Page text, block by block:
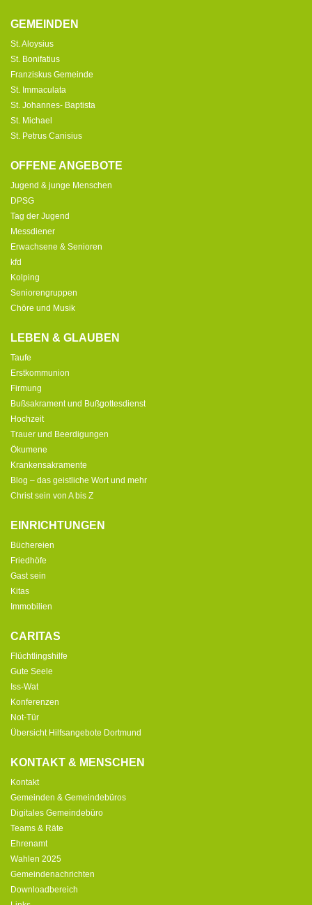
GEMEINDEN
St. Aloysius
St. Bonifatius
Franziskus Gemeinde
St. Immaculata
St. Johannes- Baptista
St. Michael
St. Petrus Canisius
OFFENE ANGEBOTE
Jugend & junge Menschen
DPSG
Tag der Jugend
Messdiener
Erwachsene & Senioren
kfd
Kolping
Seniorengruppen
Chöre und Musik
LEBEN & GLAUBEN
Taufe
Erstkommunion
Firmung
Bußsakrament und Bußgottesdienst
Hochzeit
Trauer und Beerdigungen
Ökumene
Krankensakramente
Blog – das geistliche Wort und mehr
Christ sein von A bis Z
EINRICHTUNGEN
Büchereien
Friedhöfe
Gast sein
Kitas
Immobilien
CARITAS
Flüchtlingshilfe
Gute Seele
Iss-Wat
Konferenzen
Not-Tür
Übersicht Hilfsangebote Dortmund
KONTAKT & MENSCHEN
Kontakt
Gemeinden & Gemeindebüros
Digitales Gemeindebüro
Teams & Räte
Ehrenamt
Wahlen 2025
Gemeindenachrichten
Downloadbereich